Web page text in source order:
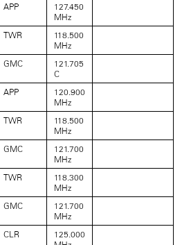
APP
127.450
MHz
TWR
118.500
MHz
GMC
121.705
C
APP
120.900
MHz
TWR
118.500
MHz
GMC
121.700
MHz
TWR
118.300
MHz
GMC
121.700
MHz
CLR
125.000